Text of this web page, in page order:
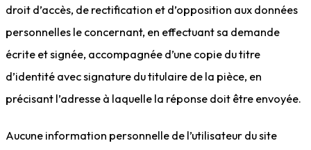
droit d’accès, de rectification et d’opposition aux données
personnelles le concernant, en effectuant sa demande
écrite et signée, accompagnée d’une copie du titre
d’identité avec signature du titulaire de la pièce, en
précisant l’adresse à laquelle la réponse doit être envoyée.
Aucune information personnelle de l’utilisateur du site